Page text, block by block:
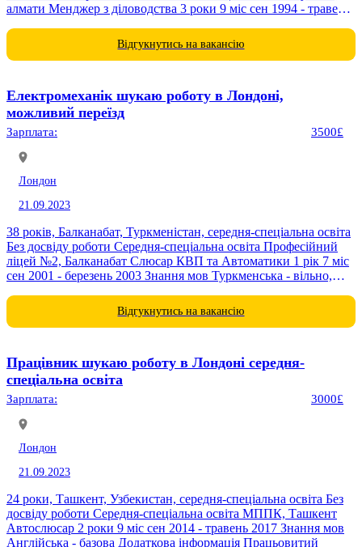
алмати Менджер з діловодства 3 роки 9 міс сен 1994 - травень
Відгукнутись на вакансію
Електромеханік шукаю роботу в Лондоні,
можливий переїзд
Зарплата: 3500£
Лондон
21.09.2023
38 років, Балканабат, Туркменістан, середня-спеціальна освіта
Без досвіду роботи Середня-спеціальна освіта Професійний
ліцей №2, Балканабат Слюсар КВП та Автоматики 1 рік 7 міс
сен 2001 - березень 2003 Знання мов Туркменська - вільно,
Відгукнутись на вакансію
Працівник шукаю роботу в Лондоні середня-
спеціальна освіта
Зарплата: 3000£
Лондон
21.09.2023
24 роки, Ташкент, Узбекистан, середня-спеціальна освіта Без
досвіду роботи Середня-спеціальна освіта МППК, Ташкент
Автослюсар 2 роки 9 міс сен 2014 - травень 2017 Знання мов
Англійська - базова Додаткова інформація Працьовитий